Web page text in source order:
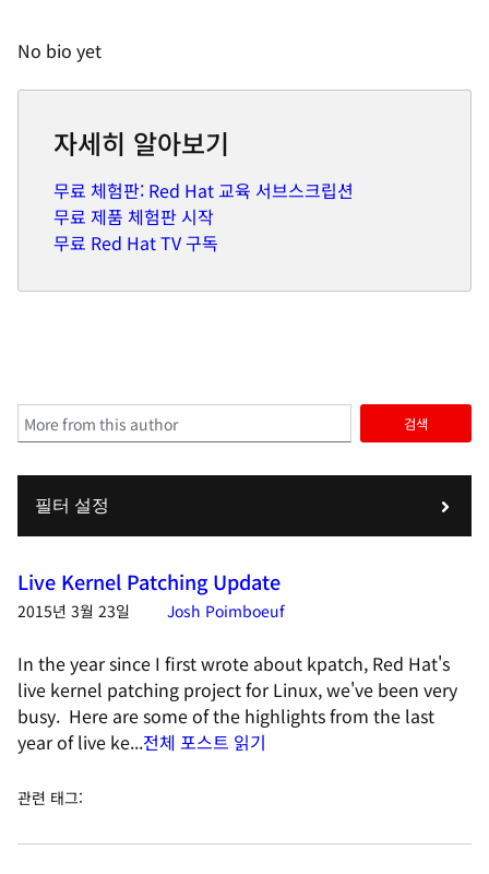
No bio yet
자세히 알아보기
무료 체험판: Red Hat 교육 서브스크립션
무료 제품 체험판 시작
무료 Red Hat TV 구독
검색
필터 설정
Live Kernel Patching Update
2015년 3월 23일 Josh Poimboeuf
In the year since I first wrote about kpatch, Red Hat's
live kernel patching project for Linux, we've been very
busy. Here are some of the highlights from the last
year of live ke...전체 포스트 읽기
관련 태그: